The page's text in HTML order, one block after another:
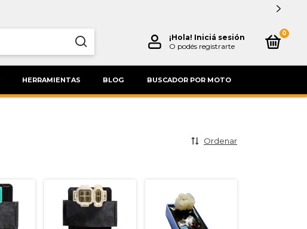
¡Hola! Iniciá sesión
O podés registrarte
0
HERRAMIENTAS BLOG BUSCADOR POR MOTO
Ordenar